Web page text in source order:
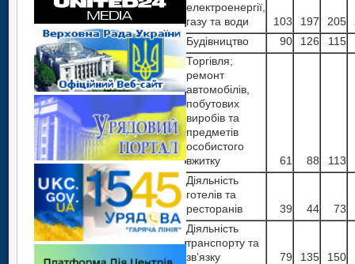
електроенергії,
газу та води
103 197 205
Будівництво
90 126 115
Торгівля;
ремонт
автомобілів,
побутових
виробів та
предметів
особистого
вжитку
61 88
113
Діяльність
готелів та
ресторанів
39 44
73
Діяльність
транспорту та
зв’язку
79 135 150